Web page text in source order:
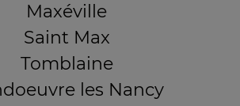
Maxéville
Saint Max
Tomblaine
les Nancy